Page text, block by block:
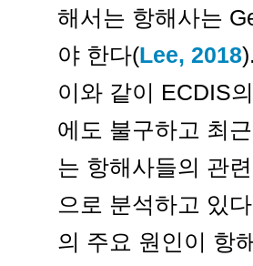
해서는 항해사는
야 한다(Lee, 2018
이와 같이 ECDIS
에도 불구하고 최
는 항해사들의 관
으로 분석하고 있
의 주요 원인이 항